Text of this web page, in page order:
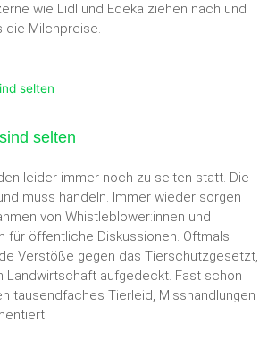
wie Lidl und Edeka ziehen nach und
die Milchpreise.
selten
leider immer noch zu selten statt. Die
muss handeln. Immer wieder sorgen
von Whistleblower:innen und
für öffentliche Diskussionen. Oftmals
Verstöße gegen das Tierschutzgesetzt,
Landwirtschaft aufgedeckt. Fast schon
tausendfaches Tierleid, Misshandlungen